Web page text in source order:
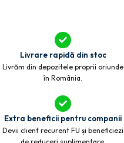
Livrare rapidă din stoc
Livrăm din depozitele proprii oriunde
în România.
Extra beneficii pentru companii
Devii client recurent FU și beneficiezi